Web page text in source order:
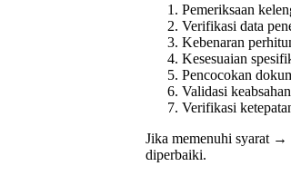
Pemeriksaan
Verifikasi data
Kebenaran
Kesesuaian
Pencocokan
Validasi
Verifikasi
Jika memenuhi syarat →
diperbaiki.